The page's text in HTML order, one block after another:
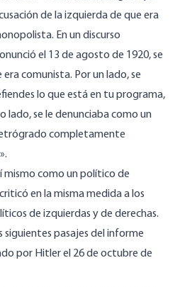
de la izquierda de que era
En un discurso
el 13 de agosto de 1920, se
comunista. Por un lado, se
lo que está en tu programa,
lado, se le denunciaba como un
completamente
mismo como un político de
en la misma medida a los
de izquierdas y de derechas.
siguientes pasajes del informe
por Hitler el 26 de octubre de